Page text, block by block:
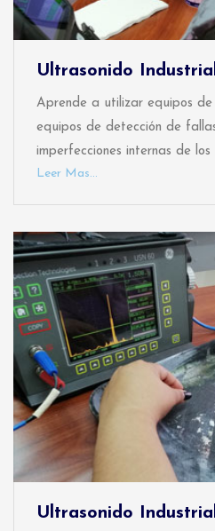
Ultrasonido
Aprende a utilizar equipos de
equipos de detección de
imperfecciones internas de los
Leer Mas...
Ultrasonido